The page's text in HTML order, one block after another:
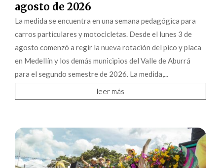
agosto de 2026
La medida se encuentra en una semana pedagógica para
carros particulares y motocicletas. Desde el lunes 3 de
agosto comenzó a regir la nueva rotación del pico y placa
en Medellín y los demás municipios del Valle de Aburrá
para el segundo semestre de 2026. La medida,...
leer más